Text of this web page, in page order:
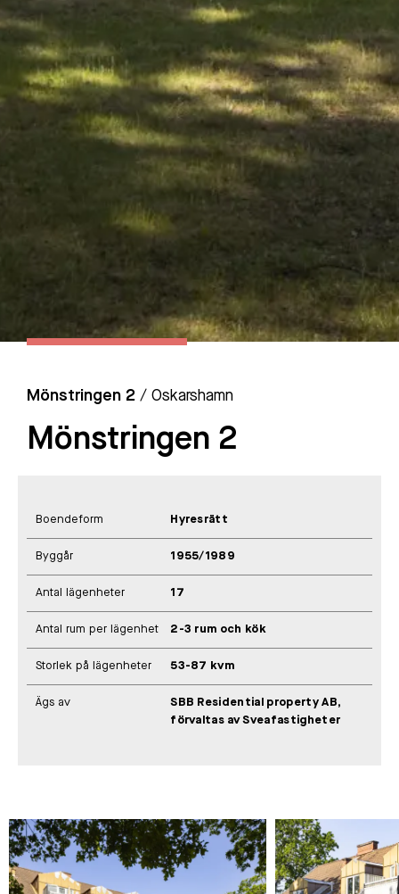
Mönstringen 2 / Oskarshamn
Mönstringen 2
Boendeform Hyresrätt
Byggår 1955/1989
Antal lägenheter 17
Antal rum per lägenhet 2-3 rum och kök
Storlek på lägenheter 53-87 kvm
Ägs av
SBB Residential property AB,
förvaltas av Sveafastigheter